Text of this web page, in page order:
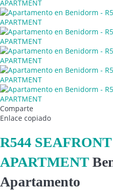
Comparte
Enlace copiado
R544
APARTMENT
Apartamento